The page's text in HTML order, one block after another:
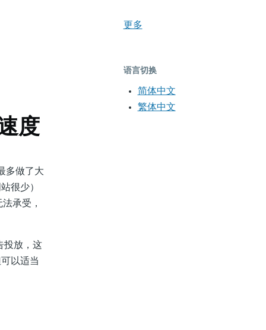
度
多做了大
很少）
承受，
投放，这
以适当
更多
语言切换
简体中文
繁体中文